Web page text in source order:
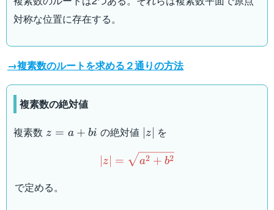
対称な位置に存在する。
→複素数のルートを求める２通りの方法
複素数の絶対値
複素数 z=a+bi
z = a + bi の絶対値 |z|
z を
z = a2 + b2
で定める。